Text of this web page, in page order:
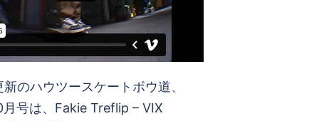
のハウツースケートボウ道、
月号は、Fakie Treflip – VIX